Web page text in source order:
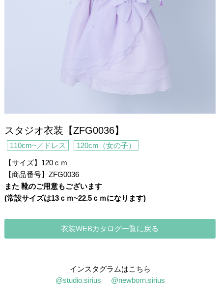
スタジオ衣装【ZFG0036】
110cm~／ドレス 120cm（女の子）
【サイズ】120ｃｍ
【商品番号】ZFG0036
また 靴のご用意もございます
(常設サイズは13ｃｍ~22.5ｃｍになります)・
衣装WEBカタログ一覧に戻る
インスタグラムはこちら
@studio.sirius
@newborn.sirius